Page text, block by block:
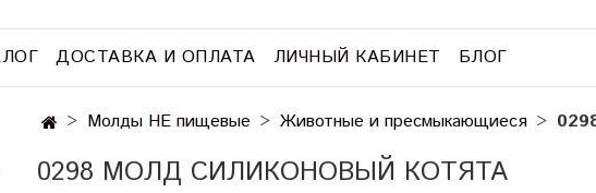
ДОСТАВКА И ОПЛАТА ЛИЧНЫЙ КАБИНЕТ БЛОГ
Молды НЕ пищевые Животные и пресмыкающиеся
0298 МОЛД СИЛИКОНОВЫЙ КОТЯТА